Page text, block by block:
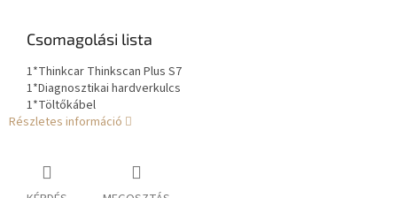
Csomagolási lista
1*Thinkcar Thinkscan Plus S7
1*Diagnosztikai hardverkulcs
1*Töltőkábel
Részletes információ